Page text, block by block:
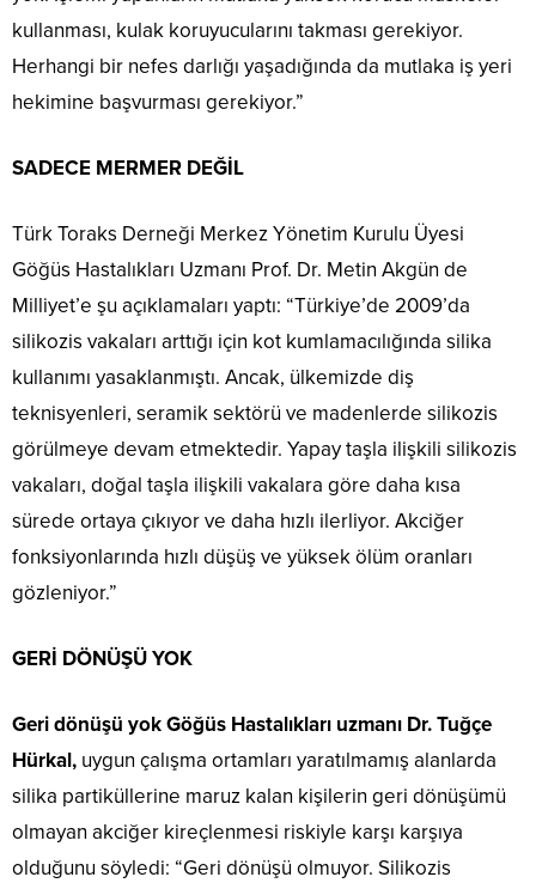
kullanması, kulak koruyucularını takması gerekiyor.
Herhangi bir nefes darlığı yaşadığında da mutlaka iş yeri
hekimine başvurması gerekiyor.”
SADECE MERMER DEĞİL
Türk Toraks Derneği Merkez Yönetim Kurulu Üyesi
Göğüs Hastalıkları Uzmanı Prof. Dr. Metin Akgün de
Milliyet’e şu açıklamaları yaptı: “Türkiye’de 2009’da
silikozis vakaları arttığı için kot kumlamacılığında silika
kullanımı yasaklanmıştı. Ancak, ülkemizde diş
teknisyenleri, seramik sektörü ve madenlerde silikozis
görülmeye devam etmektedir. Yapay taşla ilişkili silikozis
vakaları, doğal taşla ilişkili vakalara göre daha kısa
sürede ortaya çıkıyor ve daha hızlı ilerliyor. Akciğer
fonksiyonlarında hızlı düşüş ve yüksek ölüm oranları
gözleniyor.”
GERİ DÖNÜŞÜ YOK
Geri dönüşü yok Göğüs Hastalıkları uzmanı Dr. Tuğçe
Hürkal, uygun çalışma ortamları yaratılmamış alanlarda
silika partiküllerine maruz kalan kişilerin geri dönüşümü
olmayan akciğer kireçlenmesi riskiyle karşı karşıya
olduğunu söyledi: “Geri dönüşü olmuyor. Silikozis